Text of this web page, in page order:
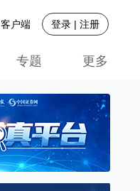
客户端 登录 | 注册
专题 更多